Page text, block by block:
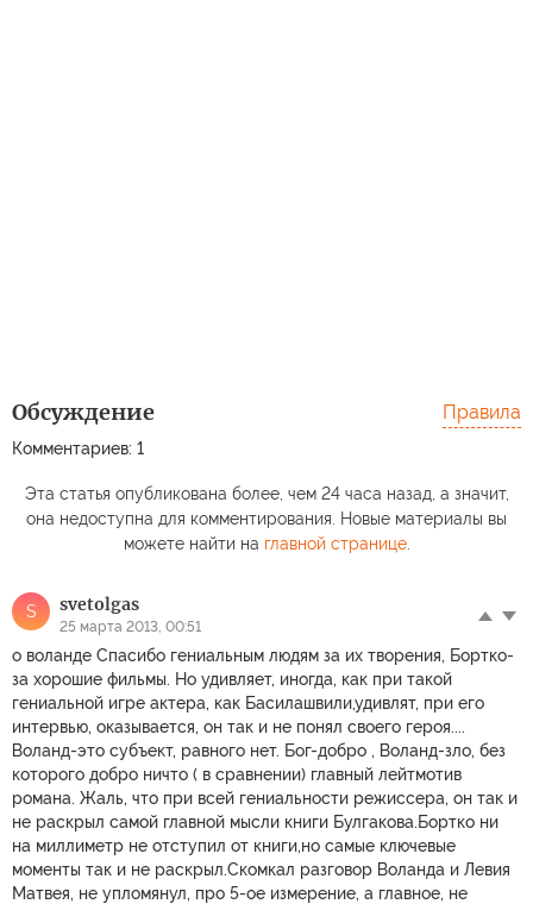
Обсуждение
Комментариев: 1
Правила
Эта статья опубликована более, чем 24 часа назад, а значит,
она недоступна для комментирования. Новые материалы вы
можете найти на главной странице.
S svetolgas
25 марта 2013, 00:51
о воланде Спасибо гениальным людям за их творения, Бортко-
за хорошие фильмы. Но удивляет, иногда, как при такой
гениальной игре актера, как Басилашвили,удивлят, при его
интервью, оказывается, он так и не понял своего героя....
Воланд-это субъект, равного нет. Бог-добро , Воланд-зло, без
которого добро ничто ( в сравнении) главный лейтмотив
романа. Жаль, что при всей гениальности режиссера, он так и
не раскрыл самой главной мысли книги Булгакова.Бортко ни
на миллиметр не отступил от книги,но самые ключевые
моменты так и не раскрыл.Скомкал разговор Воланда и Левия
Матвея, не упломянул, про 5-ое измерение, а главное, не